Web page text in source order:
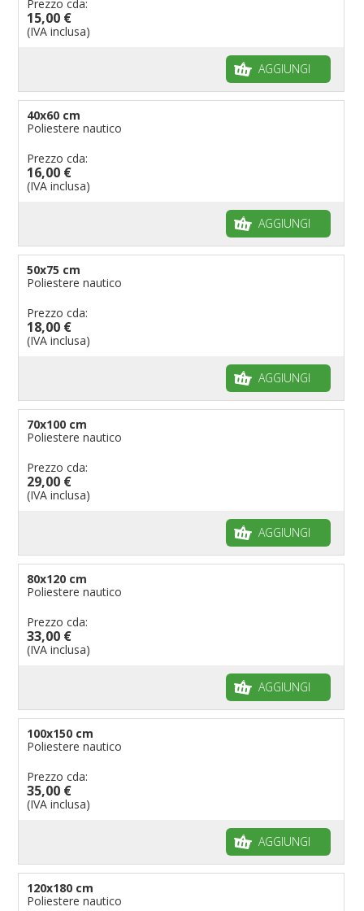
Prezzo cda:
15,00 €
(IVA inclusa)
AGGIUNGI
40x60 cm
Poliestere nautico
Prezzo cda:
16,00 €
(IVA inclusa)
AGGIUNGI
50x75 cm
Poliestere nautico
Prezzo cda:
18,00 €
(IVA inclusa)
AGGIUNGI
70x100 cm
Poliestere nautico
Prezzo cda:
29,00 €
(IVA inclusa)
AGGIUNGI
80x120 cm
Poliestere nautico
Prezzo cda:
33,00 €
(IVA inclusa)
AGGIUNGI
100x150 cm
Poliestere nautico
Prezzo cda:
35,00 €
(IVA inclusa)
AGGIUNGI
120x180 cm
Poliestere nautico